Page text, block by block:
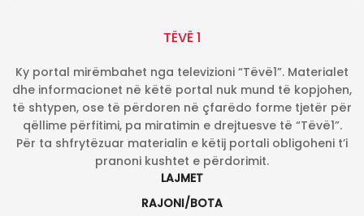
TËVË 1
Ky portal mirëmbahet nga televizioni “Tëvë1”. Materialet
dhe informacionet në këtë portal nuk mund të kopjohen,
të shtypen, ose të përdoren në çfarëdo forme tjetër për
qëllime përfitimi, pa miratimin e drejtuesve të “Tëvë1”.
Për ta shfrytëzuar materialin e këtij portali obligoheni t’i
pranoni kushtet e përdorimit.
LAJMET
RAJONI/BOTA